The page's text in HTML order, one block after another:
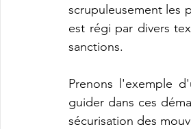
scrupuleusement les
est régi par divers
sanctions.
Prenons l'exemple
guider dans ces
sécurisation des